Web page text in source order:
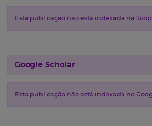
Esta publicação não está indexada na
Google Scholar
Esta publicação não está indexada no